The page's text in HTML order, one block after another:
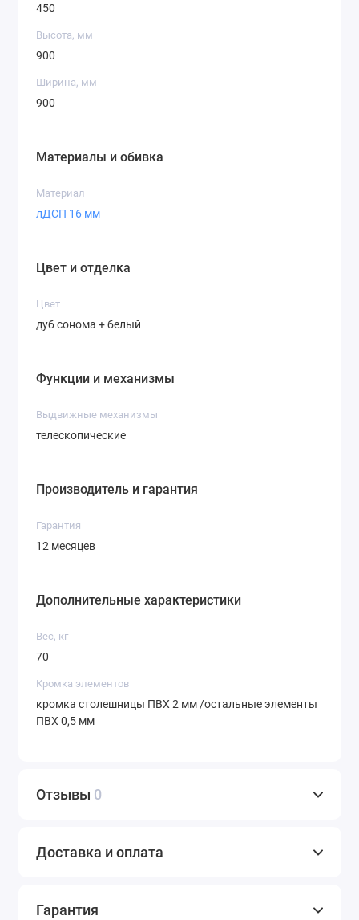
450
Высота, мм
900
Ширина, мм
900
Материалы и обивка
Материал
лДСП 16 мм
Цвет и отделка
Цвет
дуб сонома + белый
Функции и механизмы
Выдвижные механизмы
телескопические
Производитель и гарантия
Гарантия
12 месяцев
Дополнительные характеристики
Вес, кг
70
Кромка элементов
кромка столешницы ПВХ 2 мм /остальные элементы
ПВХ 0,5 мм
Отзывы 0
Доставка и оплата
Гарантия